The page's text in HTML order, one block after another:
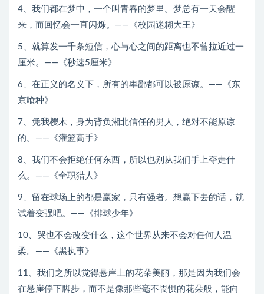
4、我们都在梦中，一个叫青春的梦里。梦总有一天会醒
来，而回忆会一直闪烁。——《校园迷糊大王》
5、就算发一千条短信，心与心之间的距离也不曾拉近过一
厘米。——《秒速5厘米》
6、在正义的名义下，所有的卑鄙都可以被原谅。——《东
京喰种》
7、凭我樱木，身为背负湘北信任的男人，绝对不能原谅
的。——《灌篮高手》
8、我们不会拒绝任何东西，所以也别从我们手上夺走什
么。——《全职猎人》
9、留在球场上的都是赢家，只有强者。想赢下去的话，就
试着变强吧。——《排球少年》
10、哭也不会改变什么，这个世界从来不会对任何人温
柔。——《黑执事》
11、我们之所以觉得悬崖上的花朵美丽，那是因为我们会
在悬崖停下脚步，而不是像那些毫不畏惧的花朵般，能向